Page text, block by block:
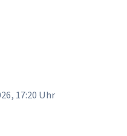
17:20 Uhr